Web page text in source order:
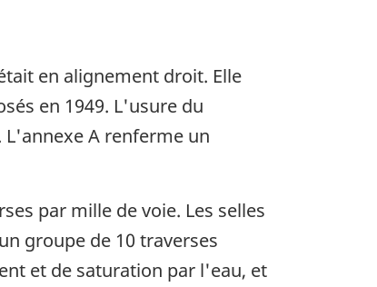
pageen alignement droit. Elle
en 1949. L'usure du
A renferme un
par mille de voie. Les selles
groupe de 10 traverses
et de saturation par l'eau, et